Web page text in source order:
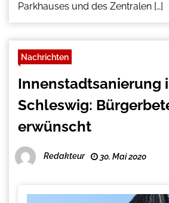
Parkhauses und des Zentralen […]
Nachrichten
Innenstadtsanierung
Schleswig:
erwünscht
Redakteur 30. Mai 2020